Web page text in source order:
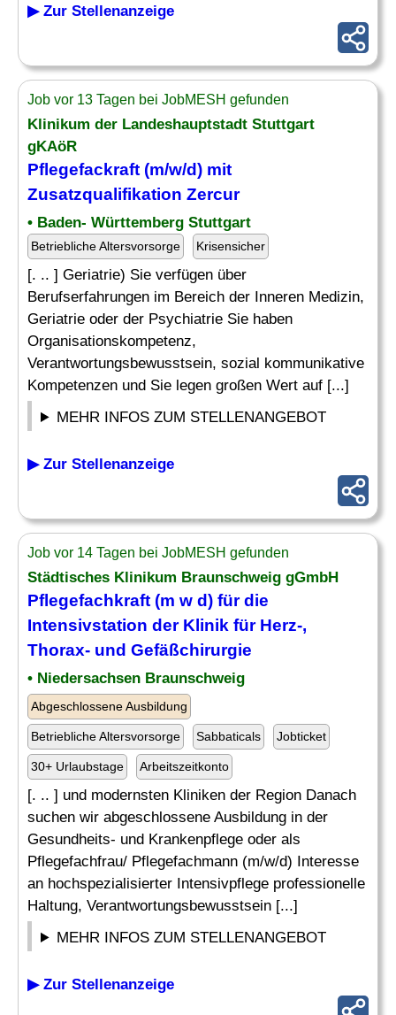
▶ Zur Stellenanzeige
Job vor 13 Tagen bei JobMESH gefunden
Klinikum der Landeshauptstadt Stuttgart
gKAöR
Pflegefackraft (m/w/d) mit
Zusatzqualifikation Zercur
• Baden- Württemberg Stuttgart
Betriebliche Altersvorsorge Krisensicher
[. .. ] Geriatrie) Sie verfügen über
Berufserfahrungen im Bereich der Inneren Medizin,
Geriatrie oder der Psychiatrie Sie haben
Organisationskompetenz,
Verantwortungsbewusstsein, sozial kommunikative
Kompetenzen und Sie legen großen Wert auf [...]
MEHR INFOS ZUM STELLENANGEBOT
▶ Zur Stellenanzeige
Job vor 14 Tagen bei JobMESH gefunden
Städtisches Klinikum Braunschweig gGmbH
Pflegefachkraft (m w d) für die
Intensivstation der Klinik für Herz-,
Thorax- und Gefäßchirurgie
• Niedersachsen Braunschweig
Abgeschlossene Ausbildung
Betriebliche Altersvorsorge Sabbaticals Jobticket
30+ Urlaubstage Arbeitszeitkonto
[. .. ] und modernsten Kliniken der Region Danach
suchen wir abgeschlossene Ausbildung in der
Gesundheits- und Krankenpflege oder als
Pflegefachfrau/ Pflegefachmann (m/w/d) Interesse
an hochspezialisierter Intensivpflege professionelle
Haltung, Verantwortungsbewusstsein [...]
MEHR INFOS ZUM STELLENANGEBOT
▶ Zur Stellenanzeige